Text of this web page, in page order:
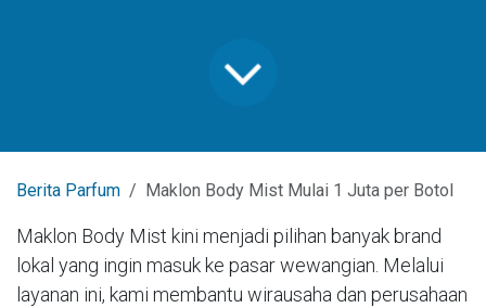
Berita Parfum Maklon Body Mist Mulai 1 Juta per Botol
Maklon Body Mist kini menjadi pilihan banyak brand
lokal yang ingin masuk ke pasar wewangian. Melalui
layanan ini, kami membantu wirausaha dan perusahaan